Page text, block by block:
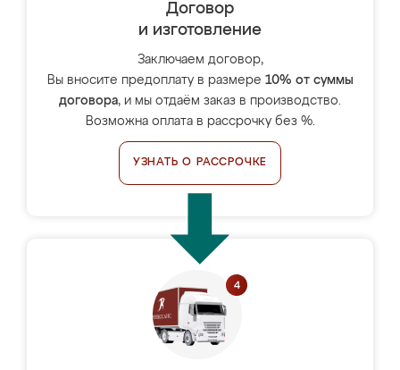
Договор
и изготовление
Заключаем договор,
Вы вносите предоплату в размере 10% от суммы
договора, и мы отдаём заказ в производство.
Возможна оплата в рассрочку без %.
УЗНАТЬ О РАССРОЧКЕ